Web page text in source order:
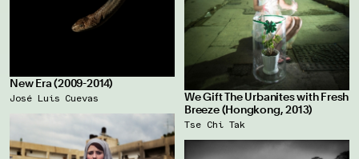
We Gift The Urbanites with Fresh
Breeze (Hongkong, 2013)
Tse Chi Tak
New Era (2009-2014)
José Luis Cuevas